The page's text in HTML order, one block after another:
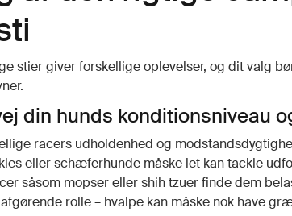
stier giver forskellige oplevelser, og dit valg
din hunds konditionsniveau
racers udholdenhed og
eller schæferhunde måske let kan tackle
såsom mopser eller shih tzuer finde dem
rolle – hvalpe kan måske nok have